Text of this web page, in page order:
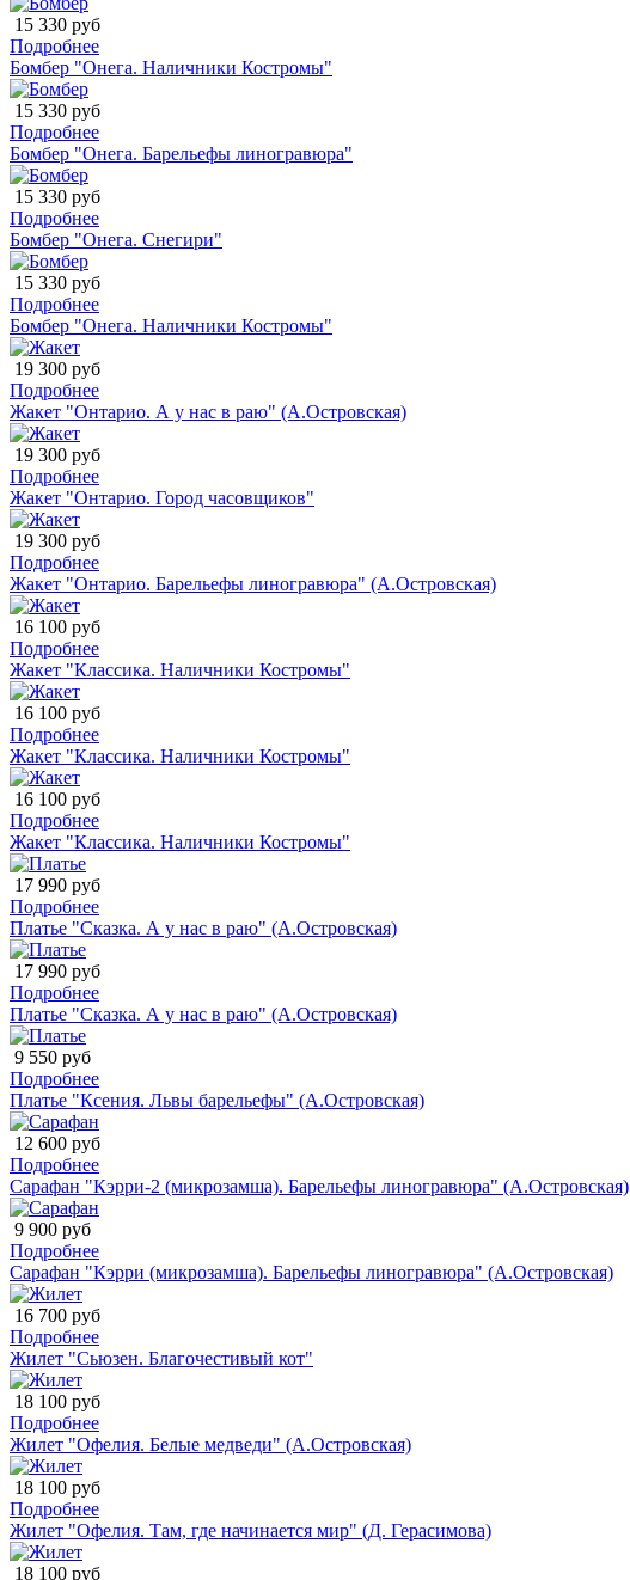
15 330 руб
Подробнее
Бомбер "Онега. Наличники Костромы"
15 330 руб
Подробнее
Бомбер "Онега. Барельефы линогравюра"
15 330 руб
Подробнее
Бомбер "Онега. Снегири"
15 330 руб
Подробнее
Бомбер "Онега. Наличники Костромы"
19 300 руб
Подробнее
Жакет "Онтарио. А у нас в раю" (А.Островская)
19 300 руб
Подробнее
Жакет "Онтарио. Город часовщиков"
19 300 руб
Подробнее
Жакет "Онтарио. Барельефы линогравюра" (А.Островская)
16 100 руб
Подробнее
Жакет "Классика. Наличники Костромы"
16 100 руб
Подробнее
Жакет "Классика. Наличники Костромы"
16 100 руб
Подробнее
Жакет "Классика. Наличники Костромы"
17 990 руб
Подробнее
Платье "Сказка. А у нас в раю" (А.Островская)
17 990 руб
Подробнее
Платье "Сказка. А у нас в раю" (А.Островская)
9 550 руб
Подробнее
Платье "Ксения. Львы барельефы" (А.Островская)
12 600 руб
Подробнее
Сарафан "Кэрри-2 (микрозамша). Барельефы линогравюра" (А.Островская)
9 900 руб
Подробнее
Сарафан "Кэрри (микрозамша). Барельефы линогравюра" (А.Островская)
16 700 руб
Подробнее
Жилет "Сьюзен. Благочестивый кот"
18 100 руб
Подробнее
Жилет "Офелия. Белые медведи" (А.Островская)
18 100 руб
Подробнее
Жилет "Офелия. Там, где начинается мир" (Д. Герасимова)
18 100 руб